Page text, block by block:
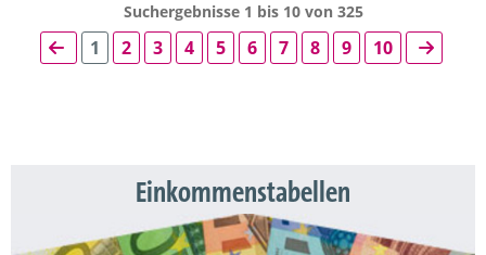
Suchergebnisse 1 bis 10 von 325
1 2 3 4 5 6 7 8 9 10
Einkommenstabellen